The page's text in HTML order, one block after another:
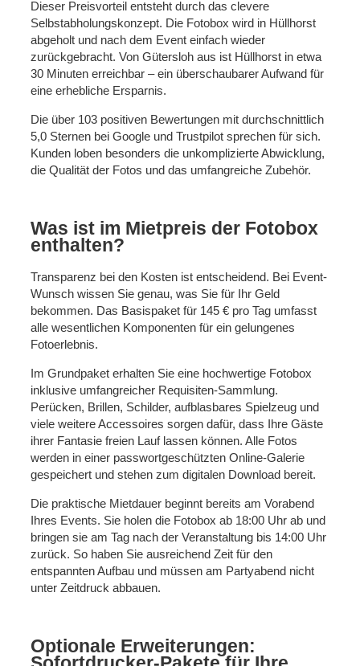
Dieser Preisvorteil entsteht durch das clevere
Selbstabholungskonzept. Die Fotobox wird in Hüllhorst
abgeholt und nach dem Event einfach wieder
zurückgebracht. Von Gütersloh aus ist Hüllhorst in etwa
30 Minuten erreichbar – ein überschaubarer Aufwand für
eine erhebliche Ersparnis.
Die über 103 positiven Bewertungen mit durchschnittlich
5,0 Sternen bei Google und Trustpilot sprechen für sich.
Kunden loben besonders die unkomplizierte Abwicklung,
die Qualität der Fotos und das umfangreiche Zubehör.
Was ist im Mietpreis der Fotobox
enthalten?
Transparenz bei den Kosten ist entscheidend. Bei Event-
Wunsch wissen Sie genau, was Sie für Ihr Geld
bekommen. Das Basispaket für 145 € pro Tag umfasst
alle wesentlichen Komponenten für ein gelungenes
Fotoerlebnis.
Im Grundpaket erhalten Sie eine hochwertige Fotobox
inklusive umfangreicher Requisiten-Sammlung.
Perücken, Brillen, Schilder, aufblasbares Spielzeug und
viele weitere Accessoires sorgen dafür, dass Ihre Gäste
ihrer Fantasie freien Lauf lassen können. Alle Fotos
werden in einer passwortgeschützten Online-Galerie
gespeichert und stehen zum digitalen Download bereit.
Die praktische Mietdauer beginnt bereits am Vorabend
Ihres Events. Sie holen die Fotobox ab 18:00 Uhr ab und
bringen sie am Tag nach der Veranstaltung bis 14:00 Uhr
zurück. So haben Sie ausreichend Zeit für den
entspannten Aufbau und müssen am Partyabend nicht
unter Zeitdruck abbauen.
Optionale Erweiterungen: